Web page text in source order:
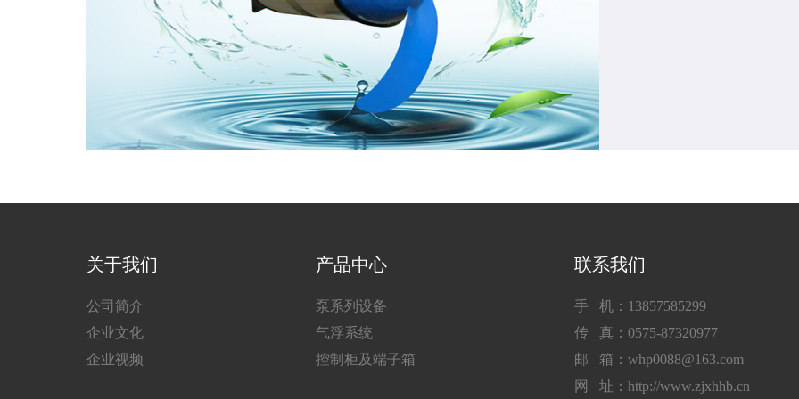
关于我们
公司简介
企业文化
企业视频
产品中心
泵系列设备
气浮系统
控制柜及端子箱
联系我们
手 机：13857585299
传 真：0575-87320977
邮 箱：whp0088@163.com
网 址：http://www.zjxhhb.cn